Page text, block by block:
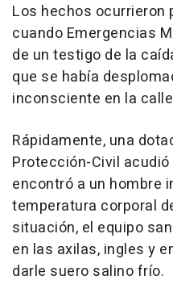
Los hechos ocurrieron
cuando Emergencias
de un testigo de la
que se había
inconsciente en la
Rápidamente, una
Protección-Civil
encontró a un hombre
temperatura corporal
situación, el equipo
en las axilas, ingles y
darle suero salino frío.